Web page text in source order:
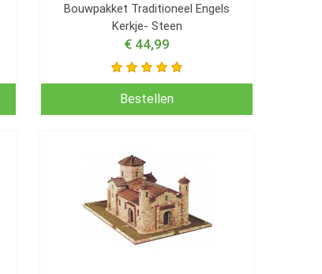
Bouwpakket Traditioneel Engels
Kerkje- Steen
€ 44,99
Bestellen